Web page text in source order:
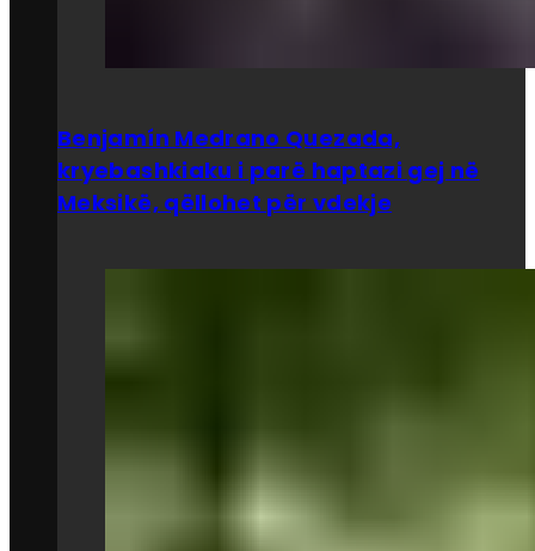
Benjamín Medrano Quezada,
kryebashkiaku i parë haptazi gej në
Meksikë, qëllohet për vdekje